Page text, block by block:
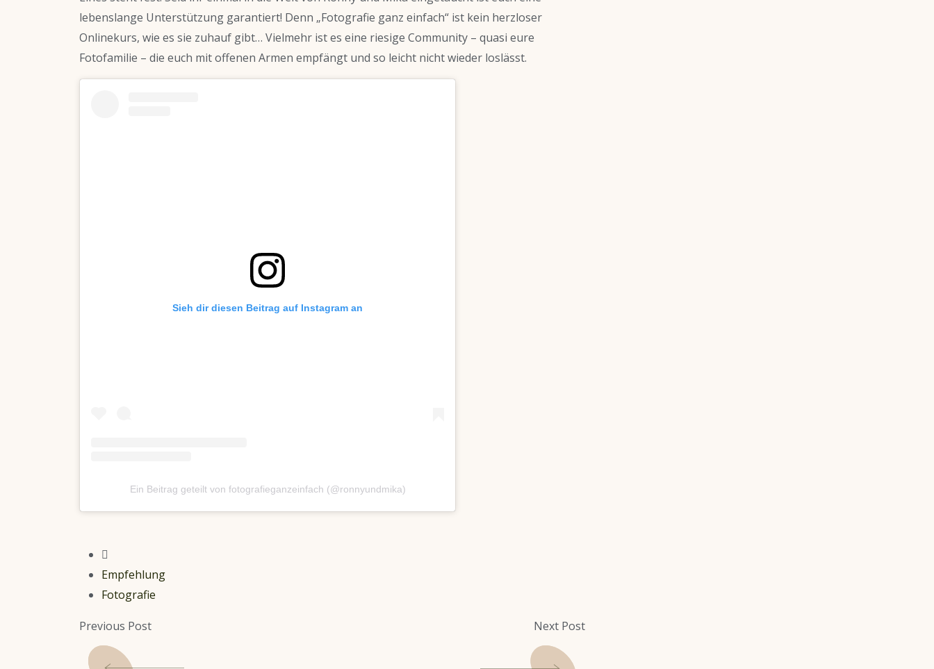
lebenslange Unterstützung garantiert! Denn „Fotografie ganz einfach“ ist kein herzloser
Onlinekurs, wie es sie zuhauf gibt… Vielmehr ist es eine riesige Community – quasi eure
Fotofamilie – die euch mit offenen Armen empfängt und so leicht nicht wieder loslässt.
Sieh dir diesen Beitrag auf Instagram an
Ein Beitrag geteilt von fotografieganzeinfach (@ronnyundmika)
Empfehlung
Fotografie
Previous Post Next Post